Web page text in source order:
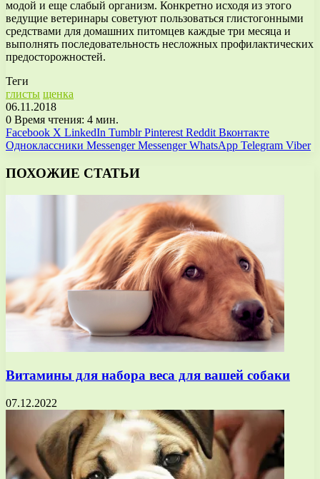
модой и еще слабый организм. Конкретно исходя из этого
ведущие ветеринары советуют пользоваться глистогонными
средствами для домашних питомцев каждые три месяца и
выполнять последовательность несложных профилактических
предосторожностей.
Теги
глисты щенка
06.11.2018
0 Время чтения: 4 мин.
Facebook X LinkedIn Tumblr Pinterest Reddit Вконтакте
Одноклассники Messenger Messenger WhatsApp Telegram Viber
ПОХОЖИЕ СТАТЬИ
Витамины для набора веса для вашей собаки
07.12.2022